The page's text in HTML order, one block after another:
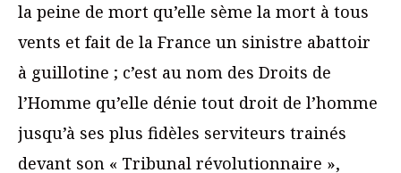
la peine de mort qu’elle sème la mort à tous
vents et fait de la France un sinistre abattoir
à guillotine ; c’est au nom des Droits de
l’Homme qu’elle dénie tout droit de l’homme
jusqu’à ses plus fidèles serviteurs trainés
devant son « Tribunal révolutionnaire »,